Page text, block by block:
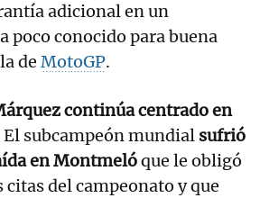
adicional en un
poco conocido para buena
de MotoGP.
continúa centrado en
El subcampeón mundial sufrió
en Montmelóque le obligó
citas del campeonato y que